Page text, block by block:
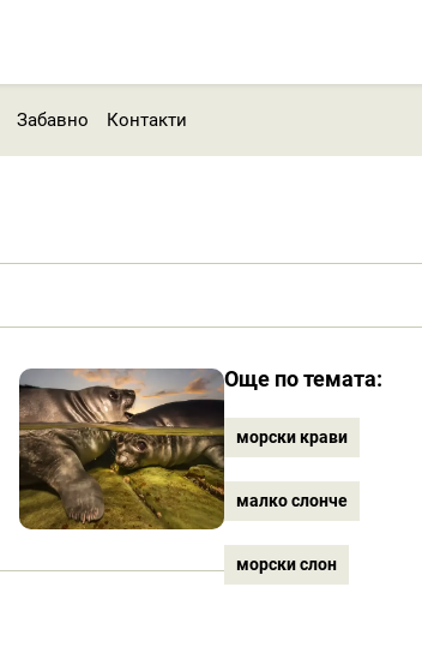
Забавно Контакти
Още по темата:
морски крави
малко слонче
морски слон